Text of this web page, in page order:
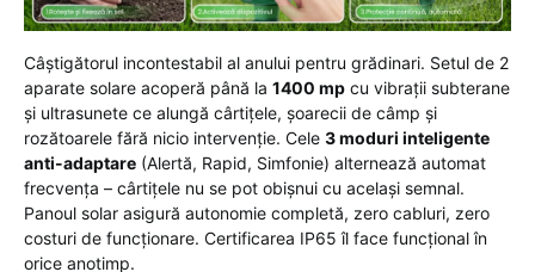
Câștigătorul incontestabil al anului pentru grădinari. Setul de 2
aparate solare acoperă până la 1400 mp cu vibrații subterane
și ultrasunete ce alungă cârtițele, șoarecii de câmp și
rozătoarele fără nicio intervenție. Cele 3 moduri inteligente
anti-adaptare (Alertă, Rapid, Simfonie) alternează automat
frecvența – cârtițele nu se pot obișnui cu același semnal.
Panoul solar asigură autonomie completă, zero cabluri, zero
costuri de funcționare. Certificarea IP65 îl face funcțional în
orice anotimp.